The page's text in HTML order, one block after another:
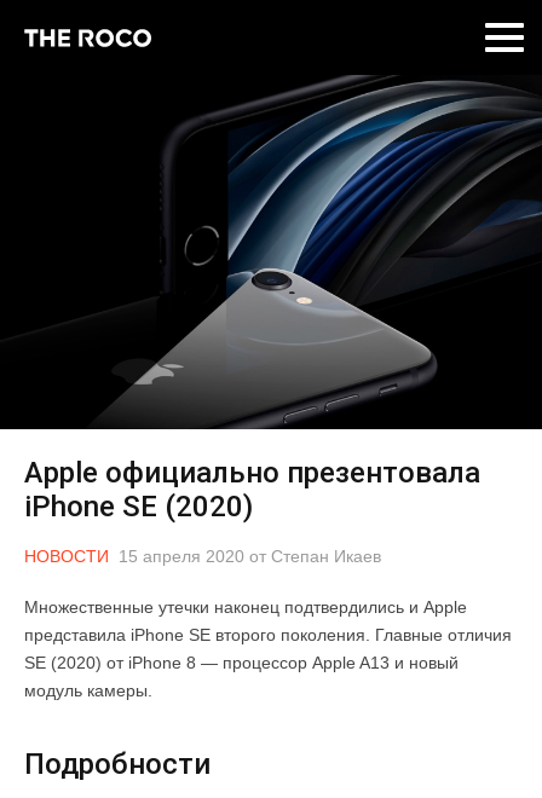
Apple официально презентовала
iPhone SE (2020)
НОВОСТИ 15 апреля 2020 от Степан Икаев
Множественные утечки наконец подтвердились и Apple
представила iPhone SE второго поколения. Главные отличия
SE (2020) от iPhone 8 — процессор Apple A13 и новый
модуль камеры.
Подробности